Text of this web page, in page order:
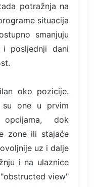
potražnja na
situacija
smanjuju
posljednji dani
oko pozicije.
su one u prvim
dok
zone ili stajaće
uz i dalje
i na ulaznice
view"